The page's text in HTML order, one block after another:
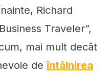
Richard
Traveler”,
mai mult decât
deîntâlnirea